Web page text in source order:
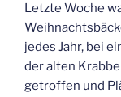
Letzte Woche
jedes Jahr, bei
der alten
getroffen und